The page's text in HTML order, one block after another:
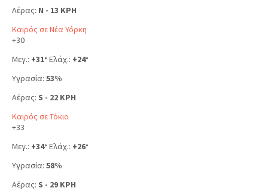
Αέρας: N - 13 KPH
Καιρός σε Νέα Υόρκη
+30
Μεγ.: +31° Ελάχ.: +24°
Υγρασία: 53%
Αέρας: S - 22 KPH
Καιρός σε Τόκιο
+33
Μεγ.: +34° Ελάχ.: +26°
Υγρασία: 58%
Αέρας: S - 29 KPH